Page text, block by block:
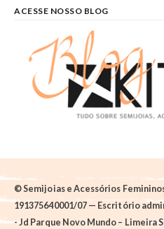
ACESSE NOSSO BLOG
© Semijoias e Acessórios
191375640001/07 — Escritório
- Jd Parque Novo Mundo – Limeira